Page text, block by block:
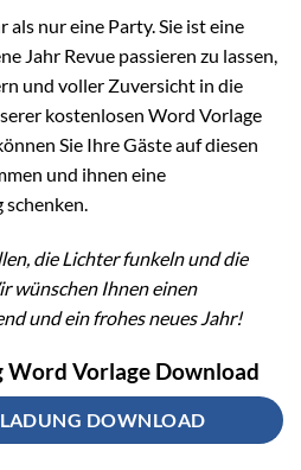
nur eine Party. Sie ist eine
Jahr Revue passieren zu lassen,
und voller Zuversicht in die
kostenlosen Word Vorlage
Sie Ihre Gäste auf diesen
und ihnen eine
schenken.
die Lichter funkeln und die
wünschen Ihnen einen
und ein frohes neues Jahr!
Word Vorlage Download
DOWNLOAD